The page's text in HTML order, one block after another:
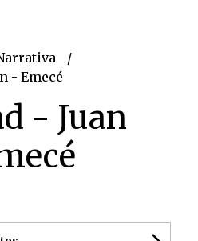
- Emecé
- Juan